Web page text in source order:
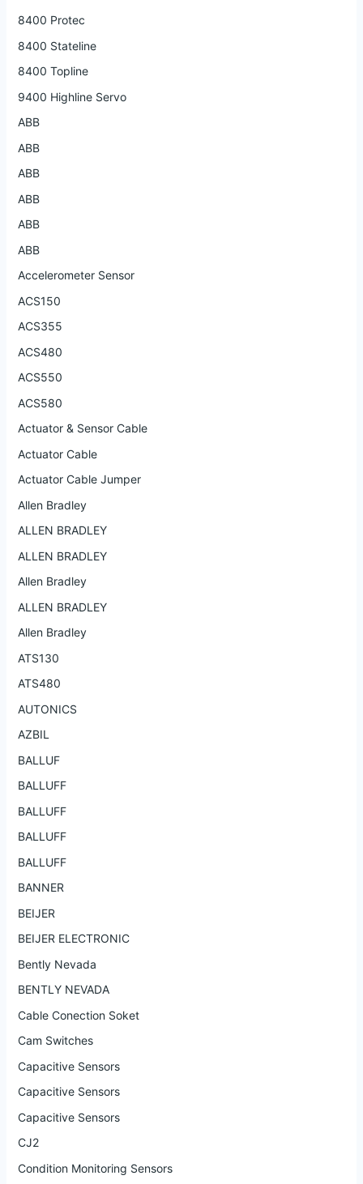
8400 Protec
8400 Stateline
8400 Topline
9400 Highline Servo
ABB
ABB
ABB
ABB
ABB
ABB
Accelerometer Sensor
ACS150
ACS355
ACS480
ACS550
ACS580
Actuator & Sensor Cable
Actuator Cable
Actuator Cable Jumper
Allen Bradley
ALLEN BRADLEY
ALLEN BRADLEY
Allen Bradley
ALLEN BRADLEY
Allen Bradley
ATS130
ATS480
AUTONICS
AZBIL
BALLUF
BALLUFF
BALLUFF
BALLUFF
BALLUFF
BANNER
BEIJER
BEIJER ELECTRONIC
Bently Nevada
BENTLY NEVADA
Cable Conection Soket
Cam Switches
Capacitive Sensors
Capacitive Sensors
Capacitive Sensors
CJ2
Condition Monitoring Sensors